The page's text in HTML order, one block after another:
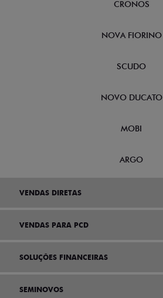
CRONOS
NOVA FIORINO
SCUDO
NOVO DUCATO
MOBI
ARGO
VENDAS DIRETAS
VENDAS PARA PCD
SOLUÇÕES FINANCEIRAS
SEMINOVOS